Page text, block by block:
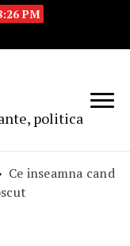
PM
politica
Ce inseamna cand